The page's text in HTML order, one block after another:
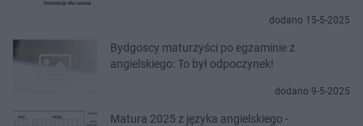
dodano 15-5-2025
Bydgoscy maturzyści po egzaminie z
angielskiego: To był odpoczynek!
dodano 9-5-2025
Matura 2025 z języka angielskiego -